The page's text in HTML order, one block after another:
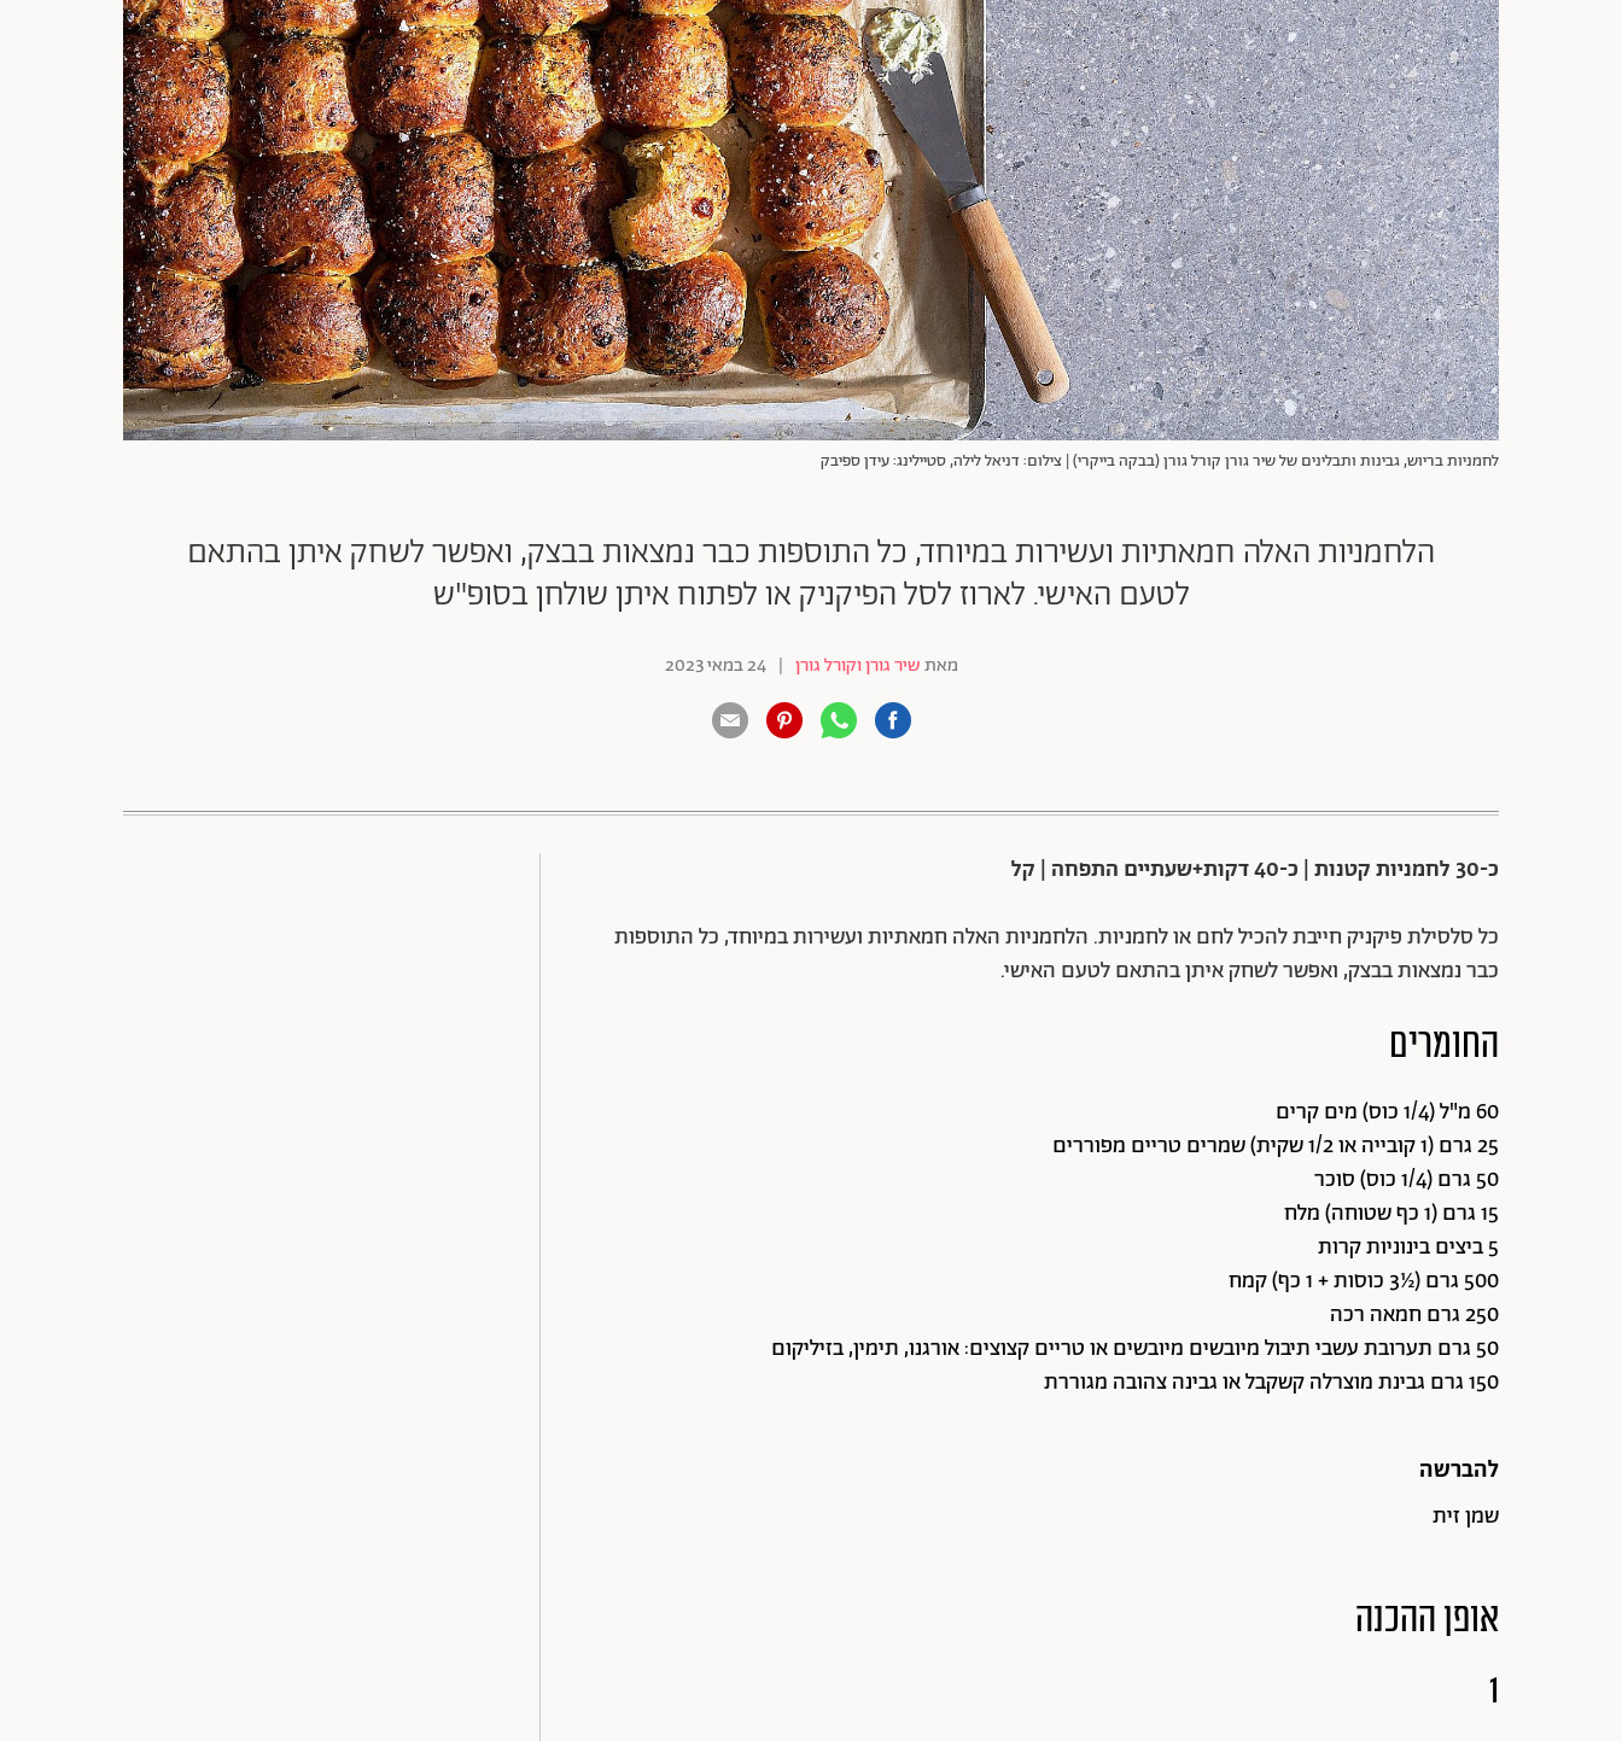
לחמניות בריוש, גבינות ותבלינים של שיר גורן קורל גורן (בבקה בייקרי) | צילום: דניאל לילה, סטיילינג: עידן ספיבק
הלחמניות האלה חמאתיות ועשירות במיוחד, כל התוספות כבר נמצאות בבצק, ואפשר לשחק איתן בהתאם
לטעם האישי. לארוז לסל הפיקניק או לפתוח איתן שולחן בסופ"ש
מאתשיר גורן וקורל גורן | 24 במאי 2023
כ-30 לחמניות קטנות | כ-40 דקות+שעתיים התפחה | קל
כל סלסילת פיקניק חייבת להכיל לחם או לחמניות. הלחמניות האלה חמאתיות ועשירות במיוחד, כל התוספות
כבר נמצאות בבצק, ואפשר לשחק איתן בהתאם לטעם האישי.
החומרים
60 מ"ל (1/4 כוס) מים קרים
25 גרם (1 קובייה או 1/2 שקית) שמרים טריים מפוררים
50 גרם (1/4 כוס) סוכר
15 גרם (1 כף שטוחה) מלח
5 ביצים בינוניות קרות
500 גרם (½3 כוסות + 1 כף) קמח
250 גרם חמאה רכה
50 גרם תערובת עשבי תיבול מיובשים מיובשים או טריים קצוצים: אורגנו, תימין, בזיליקום
150 גרם גבינת מוצרלה קשקבל או גבינה צהובה מגוררת
להברשה
שמן זית
אופן ההכנה
1